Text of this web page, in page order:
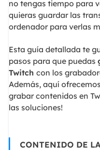
no tengas tiempo para
quieras guardar las
ordenador para verlas
Esta guía detallada te
pasos para que puedas
Twitch con los
Además, aquí
grabar contenidos en
las soluciones!
CONTENIDO DE